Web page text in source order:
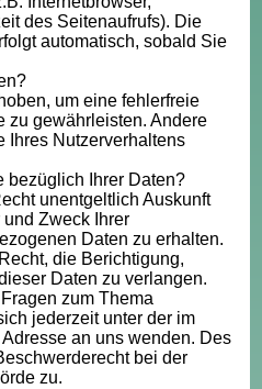
des Seitenaufrufs). Die
automatisch, sobald Sie
um eine fehlerfreie
zu gewährleisten. Andere
Ihres Nutzerverhaltens
bezüglich Ihrer Daten?
unentgeltlich Auskunft
Zweck Ihrer
Daten zu erhalten.
die Berichtigung,
Daten zu verlangen.
zum Thema
jederzeit unter der im
an uns wenden. Des
bei der
zu.